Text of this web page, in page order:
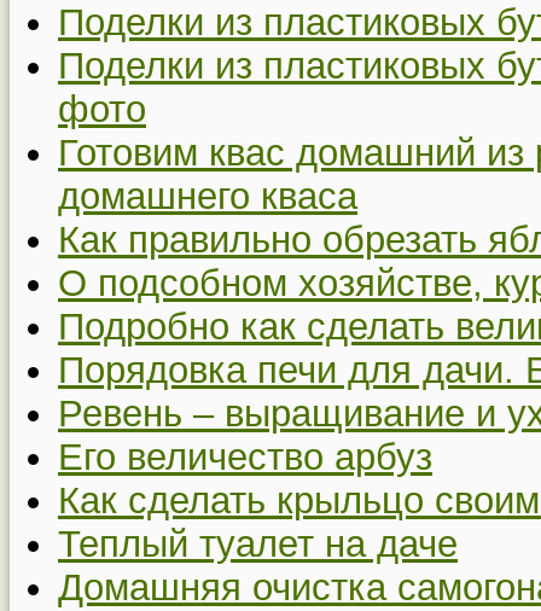
Поделки из пластиковых
Поделки из пластиковых
фото
Готовим квас домашний
домашнего кваса
Как правильно обрезать
О подсобном хозяйстве,
Подробно как сделать
Порядовка печи для дачи.
Ревень – выращивание и
Его величество арбуз
Как сделать крыльцо
Теплый туалет на даче
Домашняя очистка